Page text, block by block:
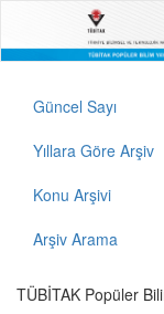
Güncel Sayı
Yıllara Göre Arşiv
Konu Arşivi
Arşiv Arama
TÜBİTAK Popüler